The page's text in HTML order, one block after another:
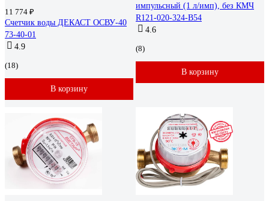
11 774 ₽
Счетчик воды ДЕКАСТ ОСВУ-40
73-40-01
4.9
(18)
В корзину
импульсный (1 л/имп), без КМЧ
R121-020-324-B54
4.6
(8)
В корзину